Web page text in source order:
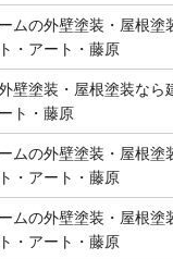
ムの外壁塗装・屋根塗
・アート・藤原
壁塗装・屋根塗装なら
ト・藤原
ムの外壁塗装・屋根塗
・アート・藤原
ムの外壁塗装・屋根塗
・アート・藤原